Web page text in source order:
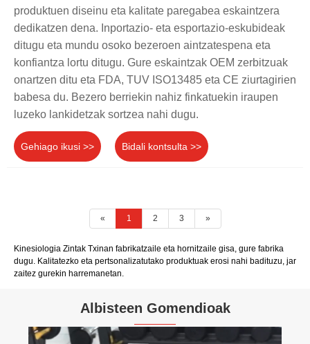
produktuen diseinu eta kalitate paregabea eskaintzera
dedikatzen dena. Inportazio- eta esportazio-eskubideak
ditugu eta mundu osoko bezeroen aintzatespena eta
konfiantza lortu ditugu. Gure eskaintzak OEM zerbitzuak
onartzen ditu eta FDA, TUV ISO13485 eta CE ziurtagirien
babesa du. Bezero berriekin nahiz finkatuekin iraupen
luzeko lankidetzak sortzea nahi dugu.
Gehiago ikusi >> Bidali kontsulta >>
« 1 2 3 »
Kinesiologia Zintak Txinan fabrikatzaile eta hornitzaile gisa, gure fabrika
dugu. Kalitatezko eta pertsonalizatutako produktuak erosi nahi badituzu, jar
zaitez gurekin harremanetan.
Albisteen Gomendioak